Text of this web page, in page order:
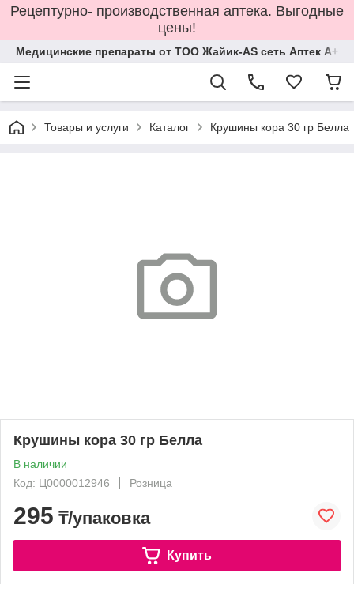
Рецептурно- производственная аптека. Выгодные
цены!
Медицинские препараты от ТОО Жайик-AS сеть Аптек А+
Товары и услуги Каталог Крушины кора 30 гр Белла
Крушины кора 30 гр Белла
В наличии
Код: Ц0000012946
Розница
295 ₸/упаковка
Купить